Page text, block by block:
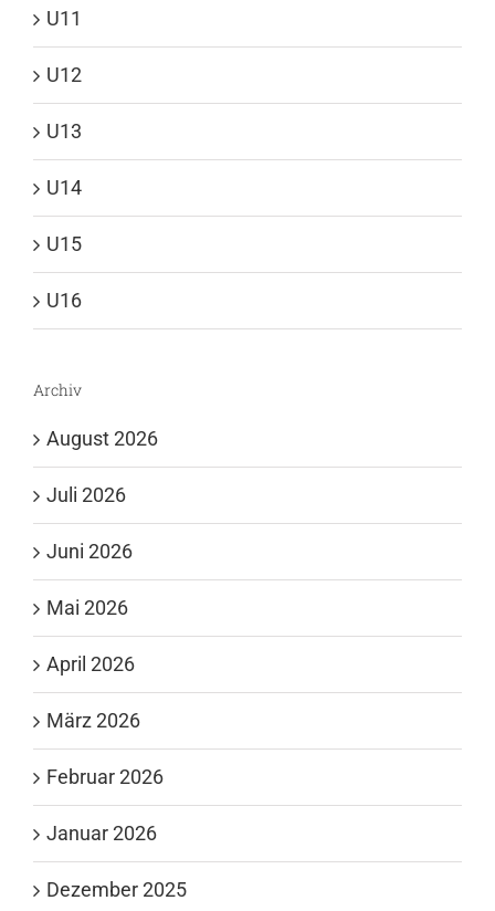
U11
U12
U13
U14
U15
U16
Archiv
August 2026
Juli 2026
Juni 2026
Mai 2026
April 2026
März 2026
Februar 2026
Januar 2026
Dezember 2025